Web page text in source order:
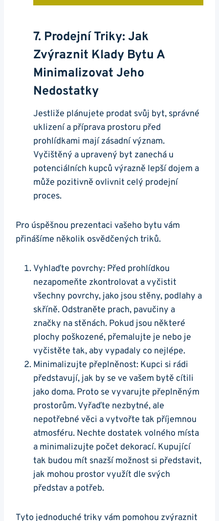
7. Prodejní Triky: Jak
Zvýraznit Klady Bytu A
Minimalizovat Jeho
Nedostatky
Jestliže plánujete prodat svůj byt, správné
uklizení a příprava prostoru před
prohlídkami mají zásadní význam.
Vyčištěný a upravený byt zanechá u
potenciálních kupců výrazně lepší dojem a
může pozitivně ovlivnit celý prodejní
proces.
Pro úspěšnou prezentaci vašeho bytu vám
přinášíme několik osvědčených triků.
Vyhlaďte povrchy: Před prohlídkou
nezapomeňte zkontrolovat a vyčistit
všechny povrchy, jako jsou stěny, podlahy a
skříně. Odstraněte prach, pavučiny a
značky na stěnách. Pokud jsou některé
plochy poškozené, přemalujte je nebo je
vyčistěte tak, aby vypadaly co nejlépe.
Minimalizujte přeplněnost: Kupci si rádi
představují, jak by se ve vašem bytě cítili
jako doma. Proto se vyvarujte přeplněným
prostorům. Vyřaďte nezbytné, ale
nepotřebné věci a vytvořte tak příjemnou
atmosféru. Nechte dostatek volného místa
a minimalizujte počet dekorací. Kupující
tak budou mít snazší možnost si představit,
jak mohou prostor využít dle svých
představ a potřeb.
Tyto jednoduché triky vám pomohou zvýraznit